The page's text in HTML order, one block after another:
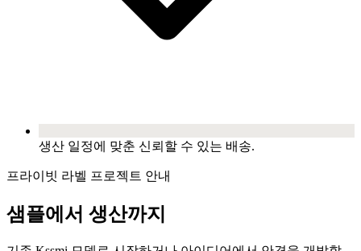
생산 일정에 맞춘 신뢰할 수 있는 배송.
프라이빗 라벨 프로젝트 안내
샘플에서 생산까지